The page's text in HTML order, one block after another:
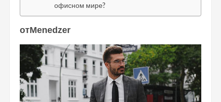
офисном мире?
отMenedzer